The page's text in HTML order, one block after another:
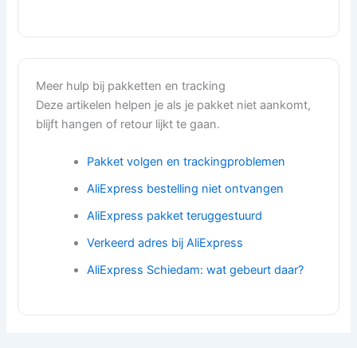
Meer hulp bij pakketten en tracking
Deze artikelen helpen je als je pakket niet aankomt,
blijft hangen of retour lijkt te gaan.
Pakket volgen en trackingproblemen
AliExpress bestelling niet ontvangen
AliExpress pakket teruggestuurd
Verkeerd adres bij AliExpress
AliExpress Schiedam: wat gebeurt daar?